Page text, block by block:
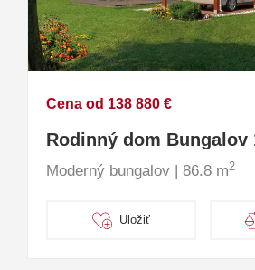
Cena od 138 880 €
Rodinný dom Bungalov
Moderný bungalov | 86.8 m2
Uložiť